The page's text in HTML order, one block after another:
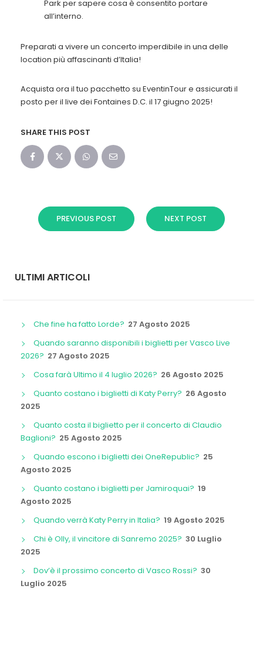
Park per sapere cosa è consentito portare
all’interno.
Preparati a vivere un concerto imperdibile in una delle
location più affascinanti d’Italia!
Acquista ora il tuo pacchetto su EventinTour e assicurati il
posto per il live dei Fontaines D.C. il 17 giugno 2025!
SHARE THIS POST
PREVIOUS POST NEXT POST
ULTIMI ARTICOLI
Che fine ha fatto Lorde? 27 Agosto 2025
Quando saranno disponibili i biglietti per Vasco Live
2026? 27 Agosto 2025
Cosa farà Ultimo il 4 luglio 2026? 26 Agosto 2025
Quanto costano i biglietti di Katy Perry? 26 Agosto
2025
Quanto costa il biglietto per il concerto di Claudio
Baglioni? 25 Agosto 2025
Quando escono i biglietti dei OneRepublic? 25
Agosto 2025
Quanto costano i biglietti per Jamiroquai? 19
Agosto 2025
Quando verrà Katy Perry in Italia? 19 Agosto 2025
Chi è Olly, il vincitore di Sanremo 2025? 30 Luglio
2025
Dov’è il prossimo concerto di Vasco Rossi? 30
Luglio 2025